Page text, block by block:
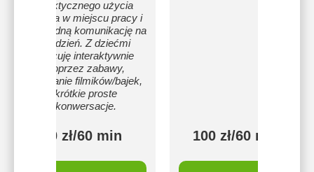
praktycznego użycia
języka w miejscu pracy i
swobodną komunikację na
co dzień. Z dziećmi
pracuję interaktywnie
poprzez zabawy,
oglądanie filmików/bajek,
krótkie proste
konwersacje.
90 zł/60 min 100 zł/60 min